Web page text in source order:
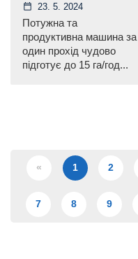
23. 5. 2024
Потужна та
продуктивна машина за
один прохід чудово
підготує до 15 га/год...
« 1 2
7 8 9